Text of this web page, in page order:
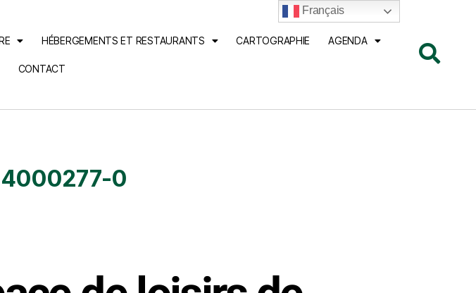
HÉBERGEMENTS ET RESTAURANTS CARTOGRAPHIE AGENDA
CONTACT
4000277-0
Français